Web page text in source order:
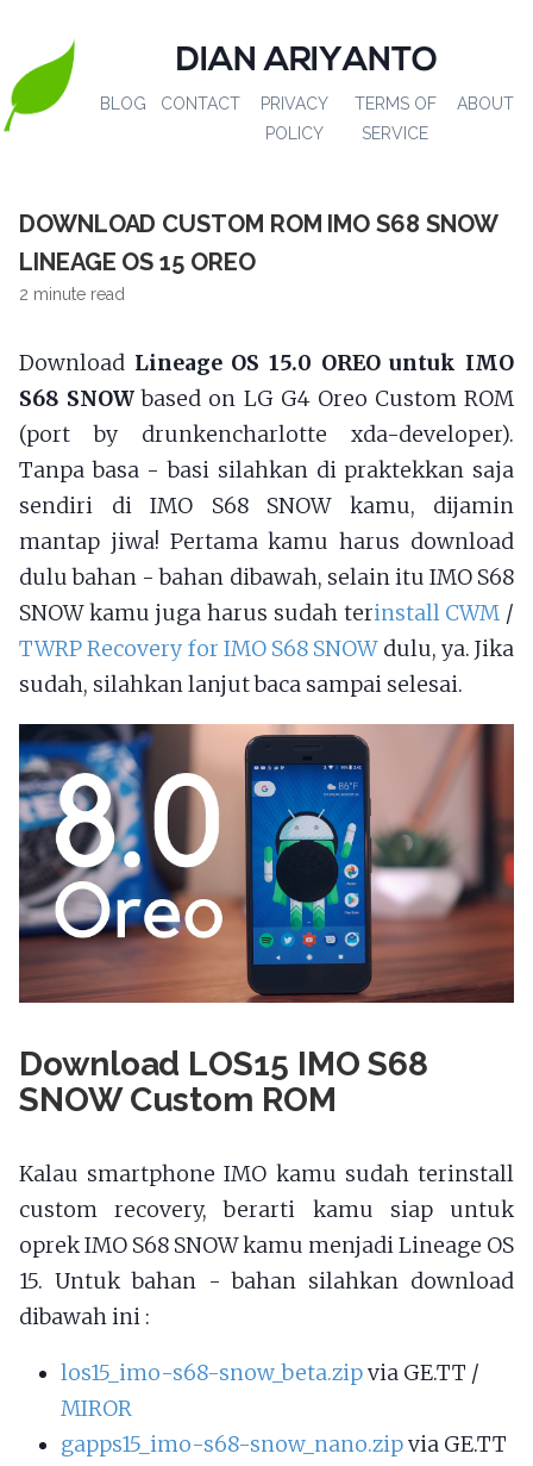
DIAN ARIYANTO
BLOG CONTACT
PRIVACY
POLICY
TERMS OF
SERVICE
ABOUT
DOWNLOAD CUSTOM ROM IMO S68 SNOW
LINEAGE OS 15 OREO
2 minute read
Download Lineage OS 15.0 OREO untuk IMO
S68 SNOW based on LG G4 Oreo Custom ROM
(port by drunkencharlotte xda-developer).
Tanpa basa - basi silahkan di praktekkan saja
sendiri di IMO S68 SNOW kamu, dijamin
mantap jiwa! Pertama kamu harus download
dulu bahan - bahan dibawah, selain itu IMO S68
SNOW kamu juga harus sudah terinstall CWM /
TWRP Recovery for IMO S68 SNOWdulu, ya. Jika
sudah, silahkan lanjut baca sampai selesai.
Download LOS15 IMO S68
SNOW Custom ROM
Kalau smartphone IMO kamu sudah terinstall
custom recovery, berarti kamu siap untuk
oprek IMO S68 SNOW kamu menjadi Lineage OS
15. Untuk bahan - bahan silahkan download
dibawah ini :
los15_imo-s68-snow_beta.zipvia GE.TT /
MIROR
gapps15_imo-s68-snow_nano.zipvia GE.TT